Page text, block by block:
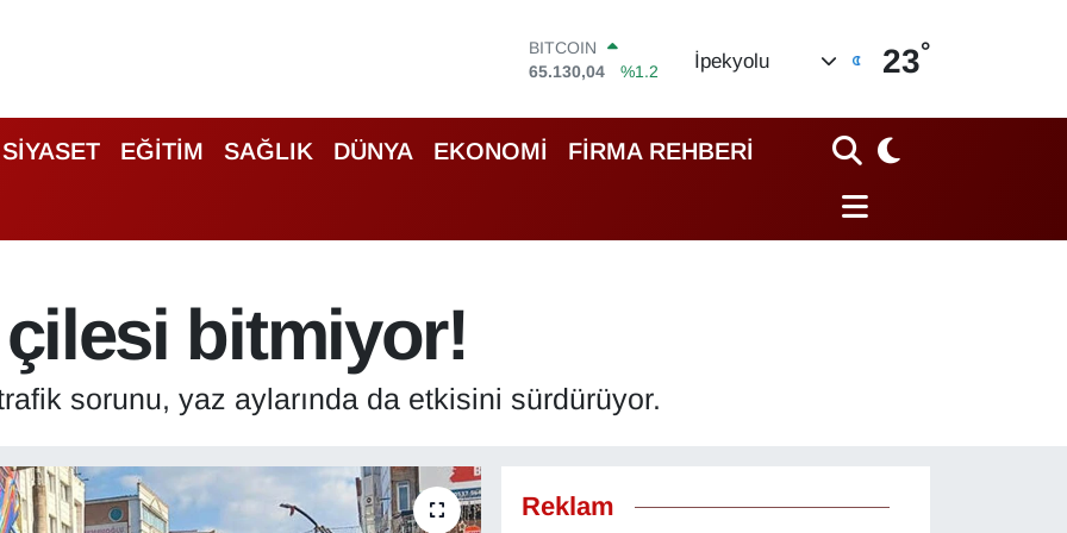
DOLAR
47,7106
%0.17
55,1652
%0.27
STERLİN
64,4046
%0.35
BİST100
İpekyolu 23°
SİYASET EĞİTİM SAĞLIK DÜNYA EKONOMİ FİRMA REHBERİ
bitmiyor!
sorunu, yaz aylarında da etkisini sürdürüyor.
Reklam